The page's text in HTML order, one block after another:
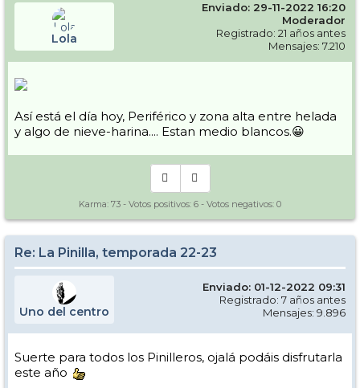
Lola
Enviado: 29-11-2022 16:20
Moderador
Registrado: 21 años antes
Mensajes: 7.210
Así está el día hoy, Periférico y zona alta entre helada
y algo de nieve-harina.... Estan medio blancos.😀
Karma: 73 - Votos positivos: 6 - Votos negativos: 0
Re: La Pinilla, temporada 22-23
Uno del centro
Enviado: 01-12-2022 09:31
Registrado: 7 años antes
Mensajes: 9.896
Suerte para todos los Pinilleros, ojalá podáis disfrutarla
este año